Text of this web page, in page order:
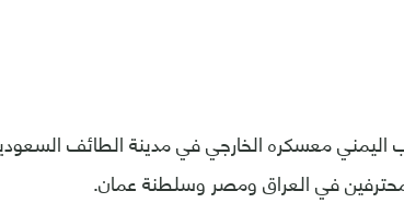
في العراق ومصر وسلطنة عمان.